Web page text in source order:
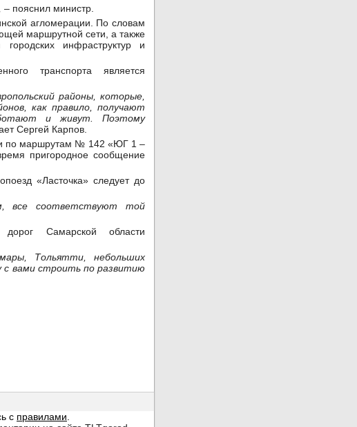
– пояснил министр.
агломерации. По словам
маршрутной сети, а также
инфраструктур и
транспорта является
районы, которые,
как правило, получают
и живут. Поэтому
Сергей Карпов.
по маршрутам № 142 «ЮГ 1 –
пригородное сообщение
«Ласточка» следует до
все соответствуют той
Самарской области
Тольятти, небольших
с вами строить по развитию